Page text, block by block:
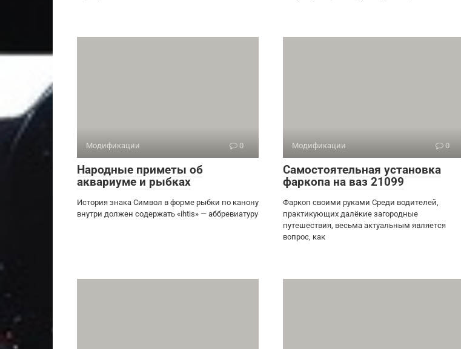
Модификации 0
Народные приметы об
аквариуме и рыбках
История знака Символ в форме рыбки по канону
внутри должен содержать «ihtis» — аббревиатуру
Модификации 0
Самостоятельная установка
фаркопа на ваз 21099
Фаркоп своими руками Среди водителей,
практикующих далёкие загородные
путешествия, весьма актуальным является
вопрос, как